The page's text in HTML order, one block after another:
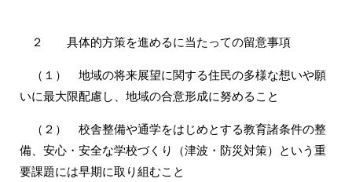
２ 具体的方策を進めるに当たっての留意事項
（１） 地域の将来展望に関する住民の多様な想いや願
いに最大限配慮し、地域の合意形成に努めること
（２） 校舎整備や通学をはじめとする教育諸条件の整
備、安心・安全な学校づくり（津波・防災対策）という重
要課題には早期に取り組むこと